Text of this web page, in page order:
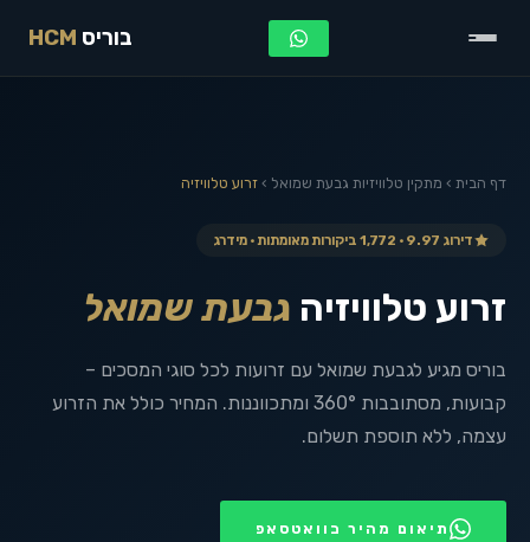
בוריס HCM
דף הבית › מתקין טלוויזיות גבעת שמואל › זרוע טלוויזיה
דירוג 9.97 · 1,772 ביקורות מאומתות · מידרג
זרוע טלוויזיה גבעת שמואל
בוריס מגיע לגבעת שמואל עם זרועות לכל סוגי המסכים –
קבועות, מסתובבות 360° ומתכווננות. המחיר כולל את הזרוע
עצמה, ללא תוספת תשלום.
תיאום מהיר בוואטסאפ